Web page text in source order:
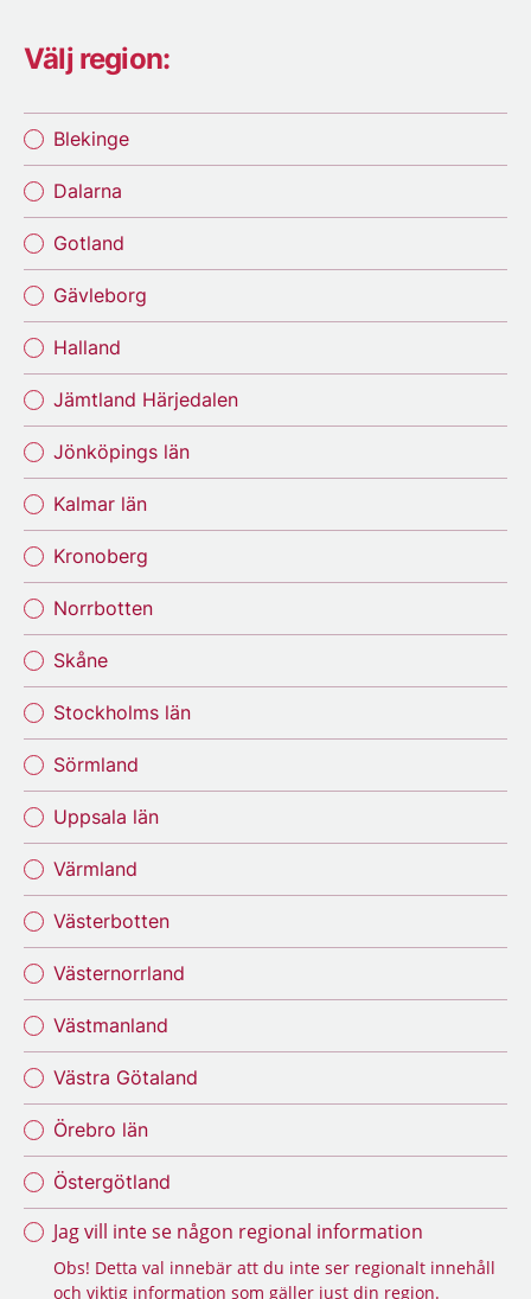
Välj region:
Blekinge
Dalarna
Gotland
Gävleborg
Halland
Jämtland Härjedalen
Jönköpings län
Kalmar län
Kronoberg
Norrbotten
Skåne
Stockholms län
Sörmland
Uppsala län
Värmland
Västerbotten
Västernorrland
Västmanland
Västra Götaland
Örebro län
Östergötland
Jag vill inte se någon regional information
Obs! Detta val innebär att du inte ser regionalt innehåll
och viktig information som gäller just din region.